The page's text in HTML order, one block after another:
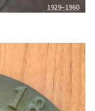
1929–1960